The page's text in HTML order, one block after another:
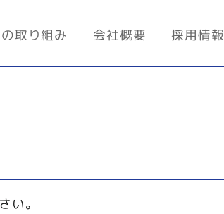
取り組み 会社概要 採用情報
い。